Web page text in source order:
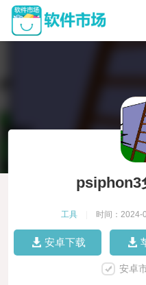
psiphon3
工具 时间：2024-
安卓下载
安卓